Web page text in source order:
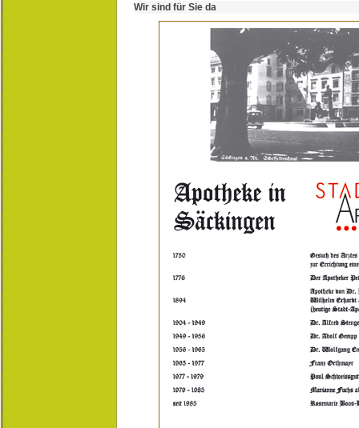
Wir sind für Sie da